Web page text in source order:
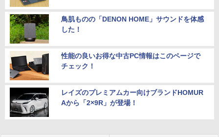
鳥肌ものの「DENON HOME」サウンドを体感
した！
性能の良いお得な中古PC情報はこのページで
チェック！
レイズのプレミアムカー向けブランドHOMUR
Aから「2×9R」が登場！